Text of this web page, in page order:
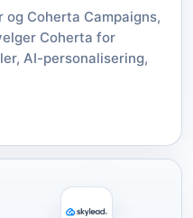
og Coherta Campaigns,
Coherta for
AI-personalisering,